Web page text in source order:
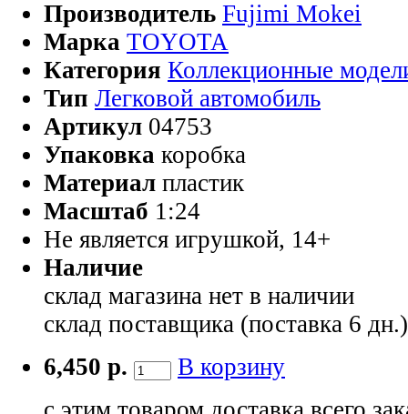
Производитель Fujimi Mokei
Марка TOYOTA
Категория Коллекционные
Тип Легковой автомобиль
Артикул 04753
Упаковка коробка
Материал пластик
Масштаб 1:24
Не является игрушкой, 14+
Наличие
склад магазина нет в наличии
склад поставщика (поставка 6
6,450 р.
В корзину